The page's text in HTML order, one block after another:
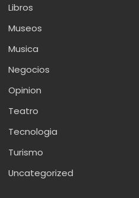
Libros
Museos
Musica
Negocios
Opinion
Teatro
Tecnologia
Turismo
Uncategorized